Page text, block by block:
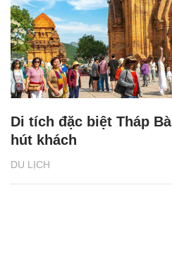
DU LỊCH
Di tích đặc biệt Tháp
hút khách